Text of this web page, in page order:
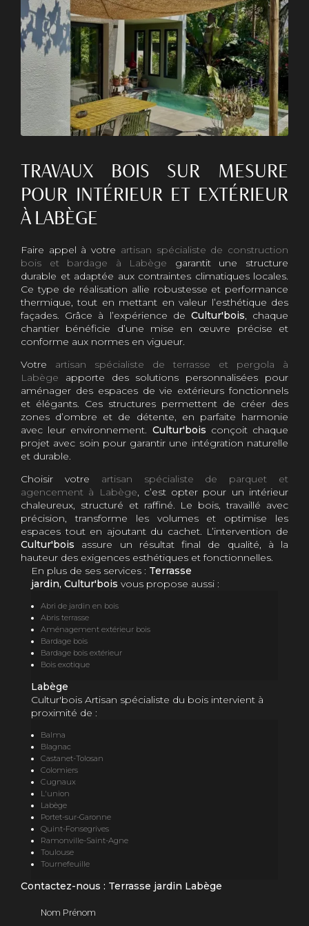
TRAVAUX BOIS SUR MESURE
POUR INTÉRIEUR ET EXTÉRIEUR
À LABÈGE
Faire appel à votre artisan spécialiste de construction
bois et bardage à Labège garantit une structure
durable et adaptée aux contraintes climatiques locales.
Ce type de réalisation allie robustesse et performance
thermique, tout en mettant en valeur l’esthétique des
façades. Grâce à l’expérience de Cultur'bois, chaque
chantier bénéficie d’une mise en œuvre précise et
conforme aux normes en vigueur.
Votre artisan spécialiste de terrasse et pergola à
Labège apporte des solutions personnalisées pour
aménager des espaces de vie extérieurs fonctionnels
et élégants. Ces structures permettent de créer des
zones d’ombre et de détente, en parfaite harmonie
avec leur environnement. Cultur'bois conçoit chaque
projet avec soin pour garantir une intégration naturelle
et durable.
Choisir votre artisan spécialiste de parquet et
agencement à Labège, c’est opter pour un intérieur
chaleureux, structuré et raffiné. Le bois, travaillé avec
précision, transforme les volumes et optimise les
espaces tout en ajoutant du cachet. L’intervention de
Cultur'bois assure un résultat final de qualité, à la
hauteur des exigences esthétiques et fonctionnelles.
En plus de ses services : Terrasse
jardin, Cultur'bois vous propose aussi :
Abri de jardin en bois
Abris terrasse
Aménagement extérieur bois
Bardage bois
Bardage bois extérieur
Bois exotique
Labège
Cultur'bois Artisan spécialiste du bois intervient à
proximité de :
Balma
Blagnac
Castanet-Tolosan
Colomiers
Cugnaux
L'union
Labège
Portet-sur-Garonne
Quint-Fonsegrives
Ramonville-Saint-Agne
Toulouse
Tournefeuille
Contactez-nous : Terrasse jardin Labège